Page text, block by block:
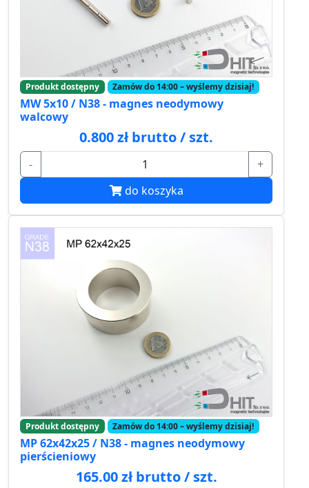
Produkt dostępny Zamów do 14:00 – wyślemy dzisiaj!
MW 5x10 / N38 - magnes neodymowy
walcowy
0.800 zł brutto / szt.
-
+
do koszyka
Produkt dostępny Zamów do 14:00 – wyślemy dzisiaj!
MP 62x42x25 / N38 - magnes neodymowy
pierścieniowy
165.00 zł brutto / szt.